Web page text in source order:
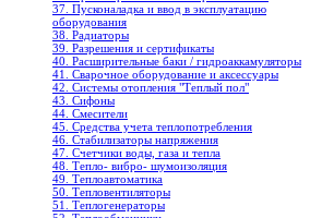
37. Пусконаладка и ввод в эксплуатацию
оборудования
38. Радиаторы
39. Разрешения и сертификаты
40. Расширительные баки / гидроаккамуляторы
41. Сварочное оборудование и аксессуары
42. Системы отопления "Теплый пол"
43. Сифоны
44. Смесители
45. Средства учета теплопотребления
46. Стабилизаторы напряжения
47. Счетчики воды, газа и тепла
48. Тепло- вибро- шумоизоляция
49. Теплоавтоматика
50. Тепловентиляторы
51. Теплогенераторы